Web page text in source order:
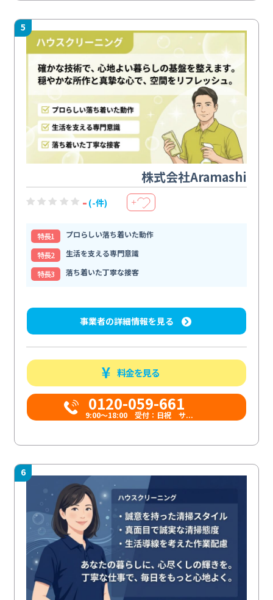
5
株式会社Aramashi
- (-件) ＋
特⻑1
プロらしい落ち着いた動作
特⻑2
生活を支える専門意識
特⻑3
落ち着いた丁寧な接客
事業者の詳細情報を見る
料金を見る
0120-059-661
9:00〜18:00 受付：日祝 サ...
6